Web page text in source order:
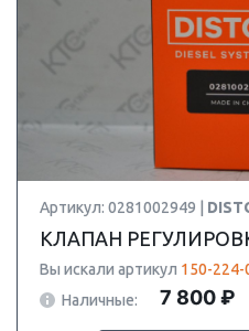
Артикул: 0281002949 |
КЛАПАН
Вы искали артикул 150-224-
Наличные:
7 800 ₽